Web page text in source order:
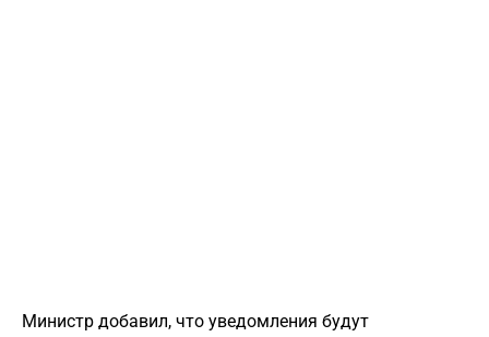
Министр добавил, что уведомления будут